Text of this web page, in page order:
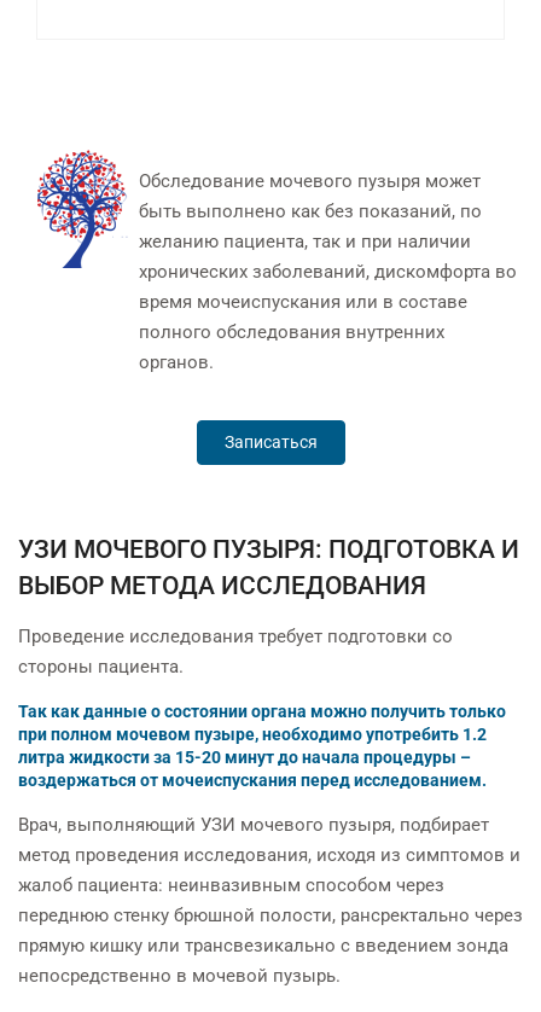
Обследование мочевого пузыря может
быть выполнено как без показаний, по
желанию пациента, так и при наличии
хронических заболеваний, дискомфорта во
время мочеиспускания или в составе
полного обследования внутренних
органов.
Записаться
УЗИ МОЧЕВОГО ПУЗЫРЯ: ПОДГОТОВКА И
ВЫБОР МЕТОДА ИССЛЕДОВАНИЯ
Проведение исследования требует подготовки со
стороны пациента.
Так как данные о состоянии органа можно получить только
при полном мочевом пузыре, необходимо употребить 1.2
литра жидкости за 15-20 минут до начала процедуры –
воздержаться от мочеиспускания перед исследованием.
Врач, выполняющий УЗИ мочевого пузыря, подбирает
метод проведения исследования, исходя из симптомов и
жалоб пациента: неинвазивным способом через
переднюю стенку брюшной полости, рансректально через
прямую кишку или трансвезикально с введением зонда
непосредственно в мочевой пузырь.